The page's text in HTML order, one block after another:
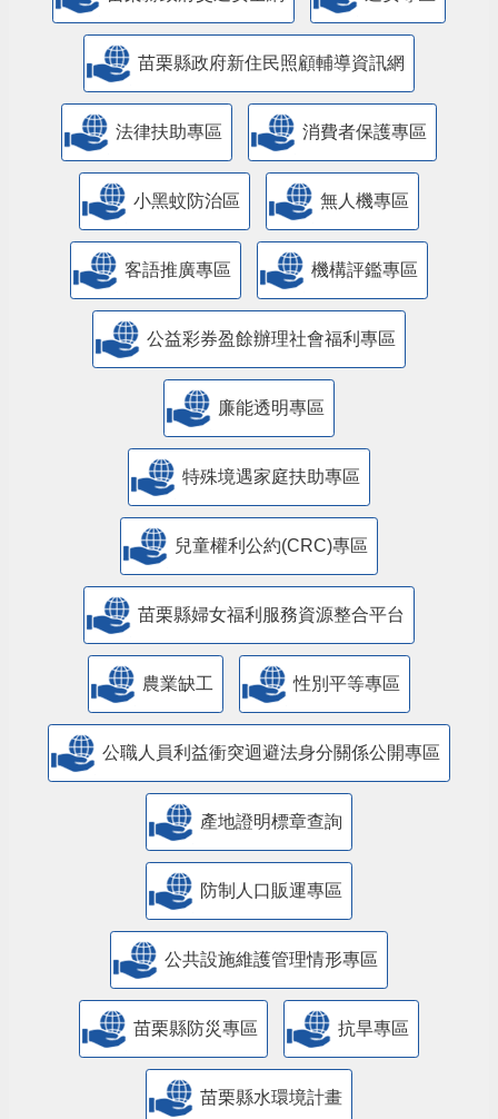
苗栗縣政府新住民照顧輔導資訊網
法律扶助專區 消費者保護專區
小黑蚊防治區 無人機專區
客語推廣專區 機構評鑑專區
公益彩券盈餘辦理社會福利專區
廉能透明專區
特殊境遇家庭扶助專區
兒童權利公約(CRC)專區
苗栗縣婦女福利服務資源整合平台
農業缺工 性別平等專區
公職人員利益衝突迴避法身分關係公開專區
產地證明標章查詢
防制人口販運專區
​公共設施維護管理情形專區
苗栗縣防災專區 抗旱專區
苗栗縣水環境計畫